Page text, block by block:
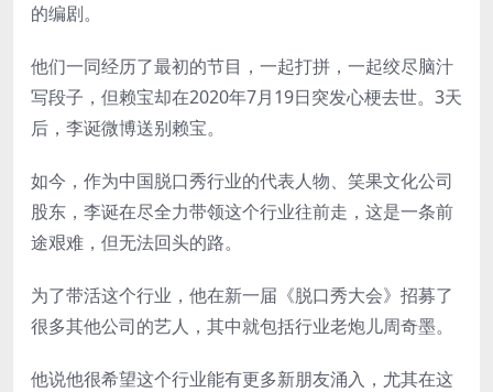
的编剧。
他们一同经历了最初的节目，一起打拼，一起绞尽脑汁
写段子，但赖宝却在2020年7月19日突发心梗去世。3天
后，李诞微博送别赖宝。
如今，作为中国脱口秀行业的代表人物、笑果文化公司
股东，李诞在尽全力带领这个行业往前走，这是一条前
途艰难，但无法回头的路。
为了带活这个行业，他在新一届《脱口秀大会》招募了
很多其他公司的艺人，其中就包括行业老炮儿周奇墨。
他说他很希望这个行业能有更多新朋友涌入，尤其在这